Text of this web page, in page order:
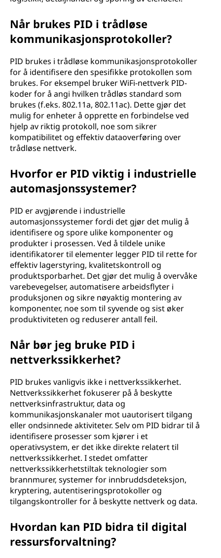
Når brukes PID i trådløse
kommunikasjonsprotokoller?
PID brukes i trådløse kommunikasjonsprotokoller
for å identifisere den spesifikke protokollen som
brukes. For eksempel bruker WiFi-nettverk PID-
koder for å angi hvilken trådløs standard som
brukes (f.eks. 802.11a, 802.11ac). Dette gjør det
mulig for enheter å opprette en forbindelse ved
hjelp av riktig protokoll, noe som sikrer
kompatibilitet og effektiv dataoverføring over
trådløse nettverk.
Hvorfor er PID viktig i industrielle
automasjonssystemer?
PID er avgjørende i industrielle
automasjonssystemer fordi det gjør det mulig å
identifisere og spore ulike komponenter og
produkter i prosessen. Ved å tildele unike
identifikatorer til elementer legger PID til rette for
effektiv lagerstyring, kvalitetskontroll og
produktsporbarhet. Det gjør det mulig å overvåke
varebevegelser, automatisere arbeidsflyter i
produksjonen og sikre nøyaktig montering av
komponenter, noe som til syvende og sist øker
produktiviteten og reduserer antall feil.
Når bør jeg bruke PID i
nettverkssikkerhet?
PID brukes vanligvis ikke i nettverkssikkerhet.
Nettverkssikkerhet fokuserer på å beskytte
nettverksinfrastruktur, data og
kommunikasjonskanaler mot uautorisert tilgang
eller ondsinnede aktiviteter. Selv om PID bidrar til å
identifisere prosesser som kjører i et
operativsystem, er det ikke direkte relatert til
nettverkssikkerhet. I stedet omfatter
nettverkssikkerhetstiltak teknologier som
brannmurer, systemer for innbruddsdeteksjon,
kryptering, autentiseringsprotokoller og
tilgangskontroller for å beskytte nettverk og data.
Hvordan kan PID bidra til digital
ressursforvaltning?